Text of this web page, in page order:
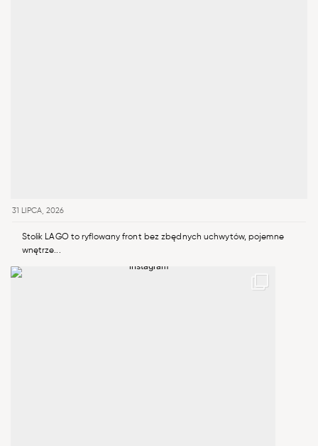
31 LIPCA, 2026
Stolik LAGO to ryflowany front bez zbędnych uchwytów, pojemne
wnętrze...